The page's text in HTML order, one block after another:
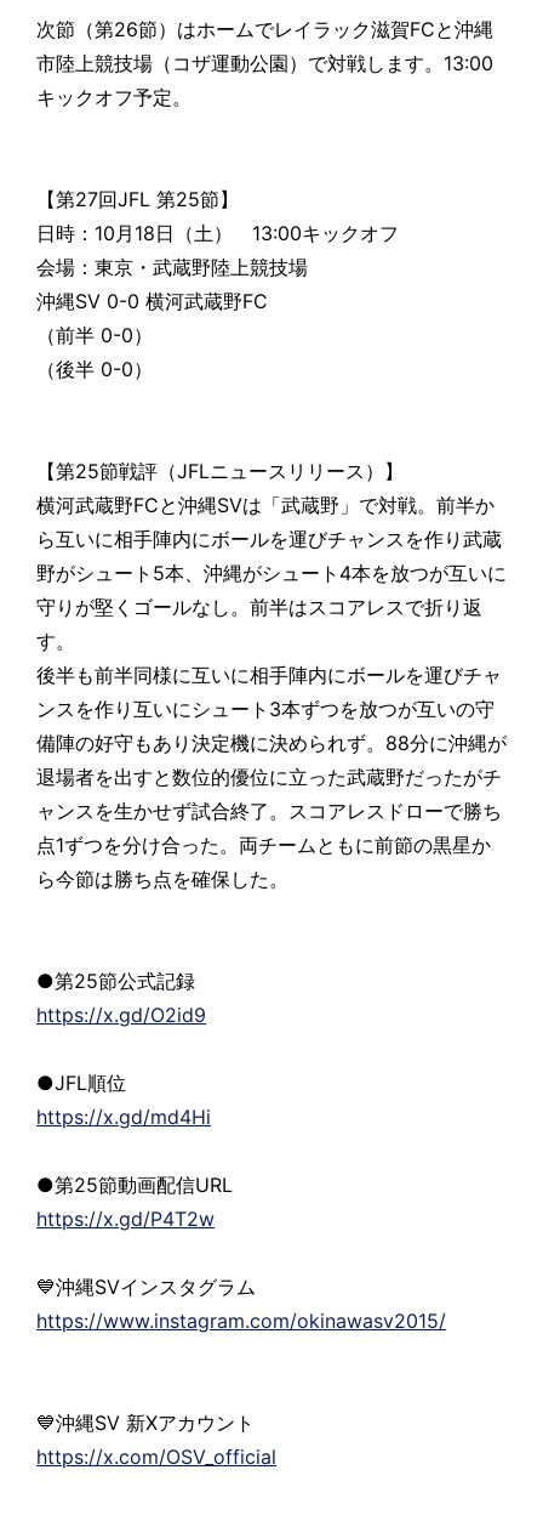
次節（第26節）はホームでレイラック滋賀FCと沖縄
市陸上競技場（コザ運動公園）で対戦します。13:00
キックオフ予定。
【第27回JFL 第25節】
日時：10月18日（土） 13:00キックオフ
会場：東京・武蔵野陸上競技場
沖縄SV 0-0 横河武蔵野FC
（前半 0-0）
（後半 0-0）
【第25節戦評（JFLニュースリリース）】
横河武蔵野FCと沖縄SVは「武蔵野」で対戦。前半か
ら互いに相手陣内にボールを運びチャンスを作り武蔵
野がシュート5本、沖縄がシュート4本を放つが互いに
守りが堅くゴールなし。前半はスコアレスで折り返
す。
後半も前半同様に互いに相手陣内にボールを運びチャ
ンスを作り互いにシュート3本ずつを放つが互いの守
備陣の好守もあり決定機に決められず。88分に沖縄が
退場者を出すと数位的優位に立った武蔵野だったがチ
ャンスを生かせず試合終了。スコアレスドローで勝ち
点1ずつを分け合った。両チームともに前節の黒星か
ら今節は勝ち点を確保した。
●第25節公式記録
https://x.gd/O2id9
●JFL順位
https://x.gd/md4Hi
●第25節動画配信URL
https://x.gd/P4T2w
💙沖縄SVインスタグラム
https://www.instagram.com/okinawasv2015/
💙沖縄SV 新Xアカウント
https://x.com/OSV_official